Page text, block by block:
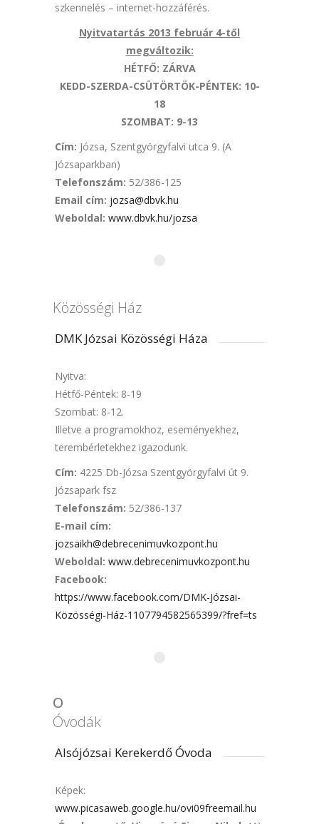
szkennelés – internet-hozzáférés.
Nyitvatartás 2013 február 4-től
megváltozik:
HÉTFŐ: ZÁRVA
KEDD-SZERDA-CSÜTÖRTÖK-PÉNTEK: 10-
18
SZOMBAT: 9-13
Cím: Józsa, Szentgyörgyfalvi utca 9. (A
Józsaparkban)
Telefonszám: 52/386-125
Email cím: jozsa@dbvk.hu
Weboldal: www.dbvk.hu/jozsa
Közösségi Ház
DMK Józsai Közösségi Háza
Nyitva:
Hétfő-Péntek: 8-19
Szombat: 8-12.
Illetve a programokhoz, eseményekhez,
terembérletekhez igazodunk.
Cím: 4225 Db-Józsa Szentgyörgyfalvi út 9.
Józsapark fsz
Telefonszám: 52/386-137
E-mail cím:
jozsaikh@debrecenimuvkozpont.hu
Weboldal: www.debrecenimuvkozpont.hu
Facebook:
https://www.facebook.com/DMK-Józsai-
Közösségi-Ház-1107794582565399/?fref=ts
O
Óvodák
Alsójózsai Kerekerdő Óvoda
Képek:
www.picasaweb.google.hu/ovi09freemail.hu